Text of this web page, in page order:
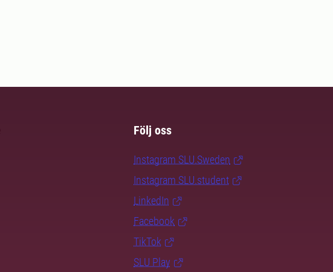
Följ oss
Instagram SLU.Sweden
Instagram SLU.student
LinkedIn
Facebook
TikTok
SLU Play